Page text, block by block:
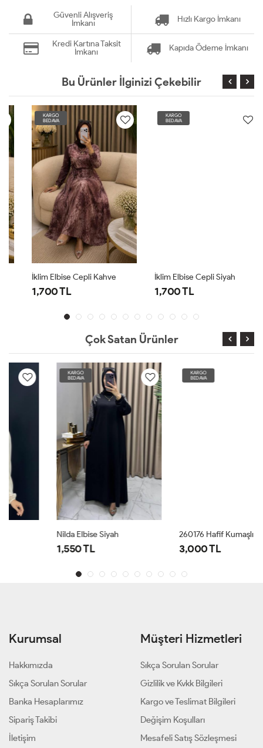
Güvenli Alışveriş
İmkanı
Hızlı Kargo İmkanı
Kredi Kartına Taksit
İmkanı
Kapıda Ödeme İmkanı
Bu Ürünler İlginizi Çekebilir
KARGO
BEDAVA
İklim Elbise Cepli Kahve
1,700 TL
KARGO
BEDAVA
İklim Elbise Cepli Siyah
1,700 TL
Çok Satan Ürünler
KARGO
BEDAVA
Nilda Elbise Siyah
KARGO
BEDAVA
260176 Hafif Kumaşlı Zarif Yazlık Elbise Mavi
3,000 TL
Kurumsal
Hakkımızda
Sıkça Sorulan Sorular
Banka Hesaplarımız
Sipariş Takibi
İletişim
Müşteri Hizmetleri
Sıkça Sorulan Sorular
Gizlilik ve Kvkk Bilgileri
Kargo ve Teslimat Bilgileri
Değişim Koşulları
Mesafeli Satış Sözleşmesi